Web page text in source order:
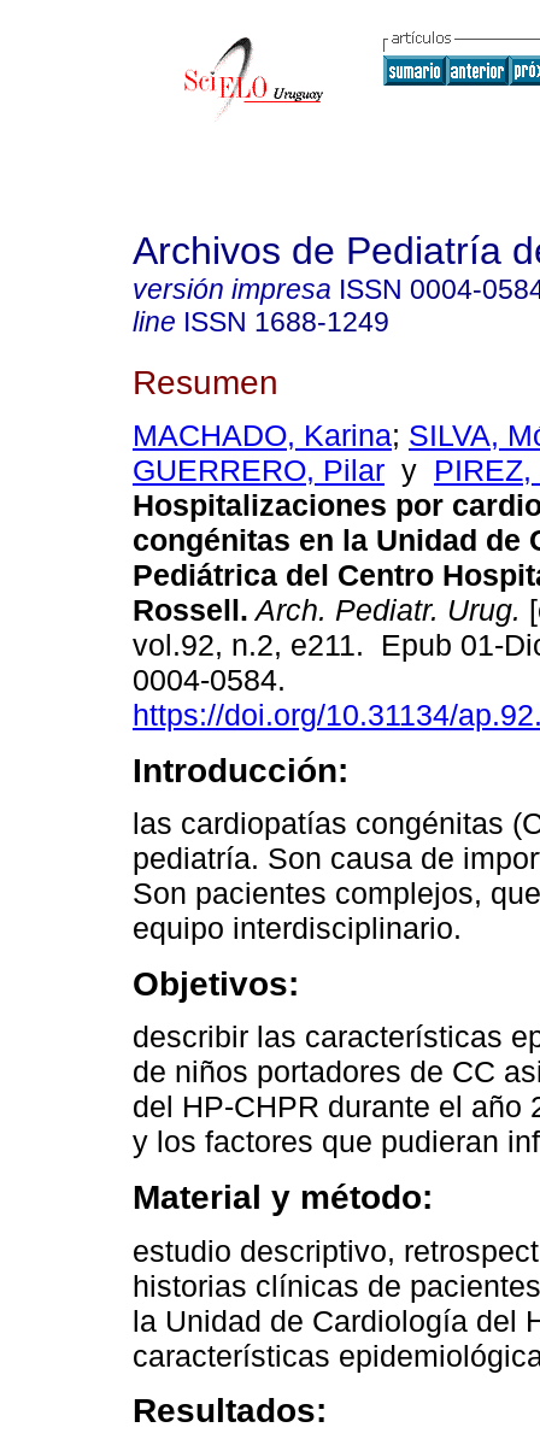
Archivos de Pediatría
versión impresa ISSN 0004-
line ISSN 1688-1249
Resumen
MACHADO, Karina; SILVA,
GUERRERO, Pilar y
Hospitalizaciones por
congénitas en la Unidad de
Pediátrica del Centro
Rossell. Arch. Pediatr. Urug.
vol.92, n.2, e211. Epub 01-
0004-0584.
https://doi.org/10.31134/
Introducción:
las cardiopatías congénitas
pediatría. Son causa de
Son pacientes complejos,
equipo interdisciplinario.
Objetivos:
describir las características
de niños portadores de CC
del HP-CHPR durante el
y los factores que pudieran
Material y método:
estudio descriptivo,
historias clínicas de
la Unidad de Cardiología del
características
Resultados: